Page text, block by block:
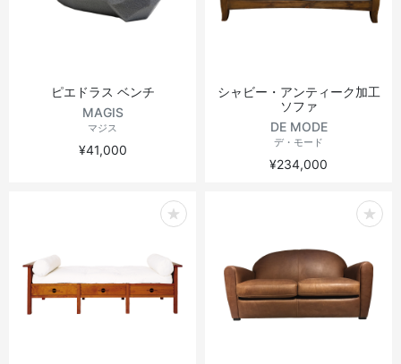
ピエドラス ベンチ
MAGIS
マジス
¥41,000
シャビー・アンティーク加工
ソファ
DE MODE
デ・モード
¥234,000